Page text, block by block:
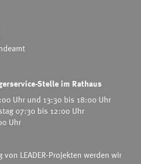
Stelle im Rathaus
Uhr und 13:30 bis 18:00 Uhr
07:30 bis 12:00 Uhr
Uhr
LEADER-Projekten werden wir